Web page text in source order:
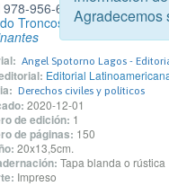
978-956-6040-13-2
Troncoso Muñoz
Angel Spotorno Lagos -
Editorial
Derechos civiles y políticos
2020-12-01
de edición: 1
de páginas: 150
20x13,5cm.
Tapa blanda o rústica
Impreso
Agradecemos